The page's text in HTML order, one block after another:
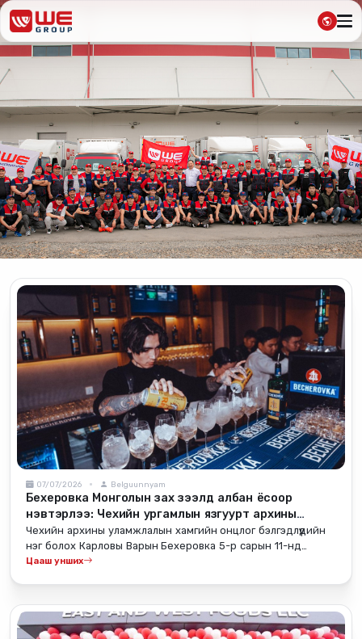
07/07/2026 Belguunnyam
Бехеровка Монголын зах зээлд албан ёсоор
нэвтэрлээ: Чехийн ургамлын язгуурт архины
бэлгэдэл Улаанбаатарын баар, рестораны зүг
тэмүүлж байна
Чехийн архины уламжлалын хамгийн онцлог бэлгэдлүүдийн
нэг болох Карловы Варын Бехеровка 5-р сарын 11-нд
Монголын зах зээлд ёслол төгөлдөр танилцуулагдлаа.
Цааш унших